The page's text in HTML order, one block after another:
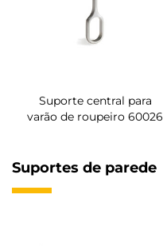
Suporte central para
varão de roupeiro 60026
Suportes de parede